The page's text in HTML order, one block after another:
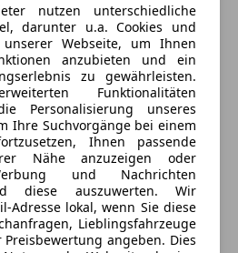
nutzen unterschiedliche
darunter u.a. Cookies und
Webseite, um Ihnen
anzubieten und ein
zu gewährleisten.
Funktionalitäten
Personalisierung unseres
Ihre Suchvorgänge bei einem
Ihnen passende
Nähe anzuzeigen oder
und Nachrichten
diese auszuwerten. Wir
Adresse lokal, wenn Sie diese
Lieblingsfahrzeuge
angeben. Dies